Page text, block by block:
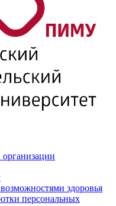
организации
здоровья
персональных